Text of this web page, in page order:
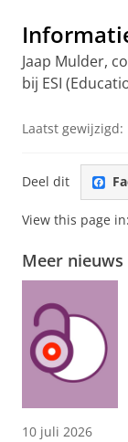
Jaap Mulder,
bij ESI
Laatst gewijzigd:
Deel dit
View this page in:
Meer nieuws
10 juli 2026